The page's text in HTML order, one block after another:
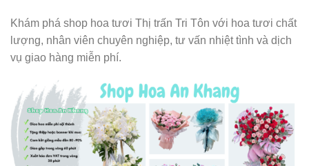
Khám phá shop hoa tươi Thị trấn Tri Tôn với hoa tươi chất
lượng, nhân viên chuyên nghiệp, tư vấn nhiệt tình và dịch
vụ giao hàng miễn phí.